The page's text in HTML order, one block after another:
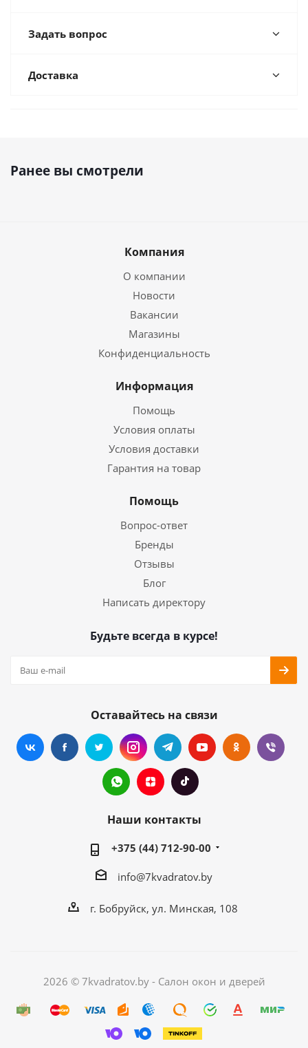
Задать вопрос
Доставка
Ранее вы смотрели
Компания
О компании
Новости
Вакансии
Магазины
Конфиденциальность
Информация
Помощь
Условия оплаты
Условия доставки
Гарантия на товар
Помощь
Вопрос-ответ
Бренды
Отзывы
Блог
Написать директору
Будьте всегда в курсе!
Оставайтесь на связи
Наши контакты
+375 (44) 712-90-00
info@7kvadratov.by
г. Бобруйск, ул. Минская, 108
2026 © 7kvadratov.by - Салон окон и дверей